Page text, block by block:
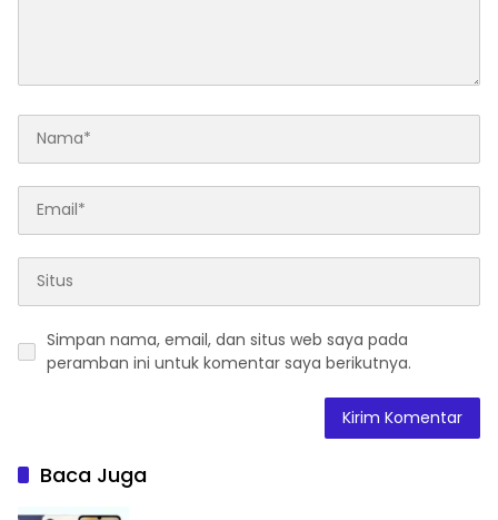
Simpan nama, email, dan situs web saya pada
peramban ini untuk komentar saya berikutnya.
Baca Juga